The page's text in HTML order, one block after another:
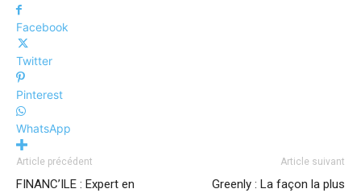
Facebook
Twitter
Pinterest
WhatsApp
Article précédent
FINANC’ILE : Expert en
Article suivant
Greenly : La façon la plus